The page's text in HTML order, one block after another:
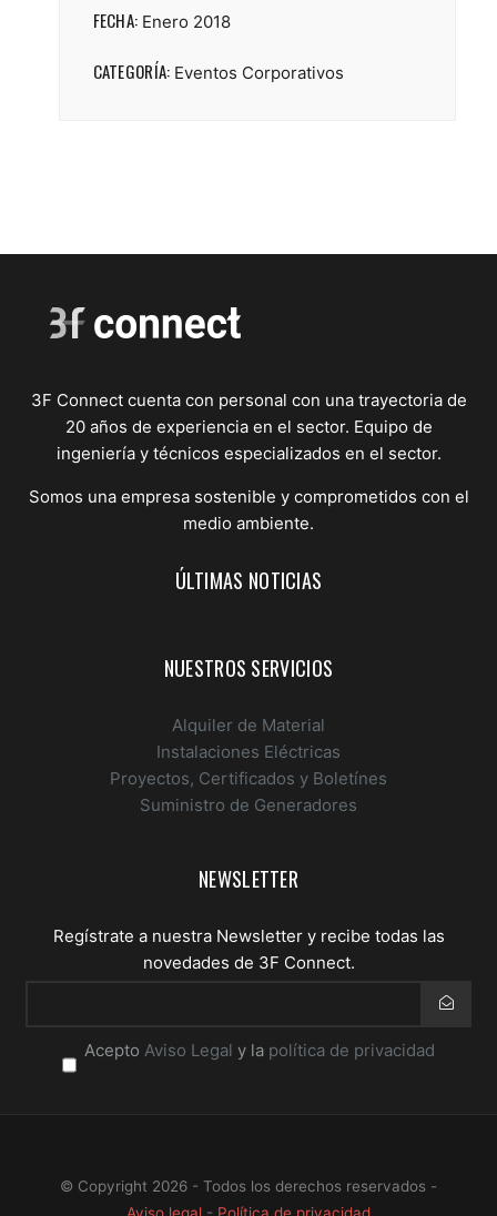
FECHA: Enero 2018
CATEGORÍA: Eventos Corporativos
3F Connect cuenta con personal con una trayectoria de
20 años de experiencia en el sector. Equipo de
ingeniería y técnicos especializados en el sector.
Somos una empresa sostenible y comprometidos con el
medio ambiente.
ÚLTIMAS NOTICIAS
NUESTROS SERVICIOS
Alquiler de Material
Instalaciones Eléctricas
Proyectos, Certificados y Boletínes
Suministro de Generadores
NEWSLETTER
Regístrate a nuestra Newsletter y recibe todas las
novedades de 3F Connect.
Email
Acepto Aviso Legal y la política de privacidad
© Copyright 2026 - Todos los derechos reservados -